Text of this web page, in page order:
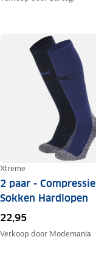
Xtreme
2 paar - Compressie
Sokken Hardlopen
22,95
Verkoop door Modemania